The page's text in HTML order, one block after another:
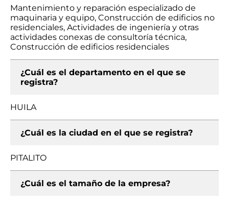
Mantenimiento y reparación especializado de
maquinaria y equipo, Construcción de edificios no
residenciales, Actividades de ingeniería y otras
actividades conexas de consultoría técnica,
Construcción de edificios residenciales
¿Cuál es el departamento en el que se
registra?
HUILA
¿Cuál es la ciudad en el que se registra?
PITALITO
¿Cuál es el tamaño de la empresa?